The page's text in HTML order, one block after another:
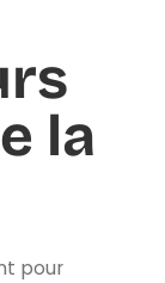
la
pour